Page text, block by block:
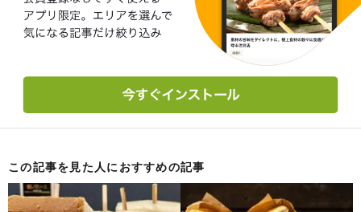
この記事を見た人におすすめの記事